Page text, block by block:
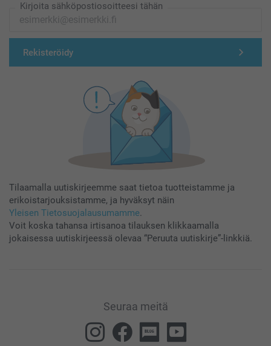
Kirjoita sähköpostiosoitteesi tähän
Rekisteröidy
Tilaamalla uutiskirjeemme saat tietoa tuotteistamme ja
erikoistarjouksistamme, ja hyväksyt näin
Yleisen Tietosuojalausumamme.
Voit koska tahansa irtisanoa tilauksen klikkaamalla
jokaisessa uutiskirjeessä olevaa “Peruuta uutiskirje”-linkkiä.
Seuraa meitä